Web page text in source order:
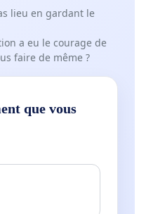
lieu en gardant le
a eu le courage de
faire de même ?
que vous